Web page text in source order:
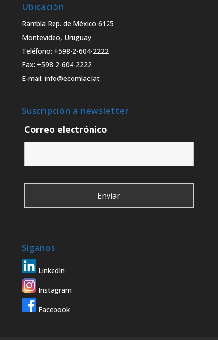
Ubicación
Rambla Rep. de México 6125
Montevideo, Uruguay
Teléfono: +598-2-604-2222
Fax: +598-2-604-2222
E-mail: info@ecomlac.lat
Suscripción a newsletter
Correo electrónico
Síganos
LinkedIn
Instagram
Facebook